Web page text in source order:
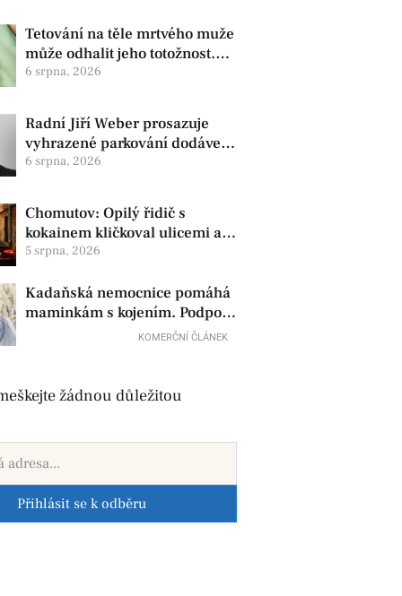
Tetování na těle mrtvého muže
může odhalit jeho totožnost.
Policie žádá o pomoc
6 srpna, 2026
Radní Jiří Weber prosazuje
vyhrazené parkování dodávek
v Chomutově
6 srpna, 2026
Chomutov: Opilý řidič s
kokainem kličkoval ulicemi a
zkoušel uplatit policisty
5 srpna, 2026
Kadaňská nemocnice pomáhá
maminkám s kojením. Podpora
začíná už před porodem
KOMERČNÍ ČLÁNEK
žádnou důležitou
Přihlásit se k odběru